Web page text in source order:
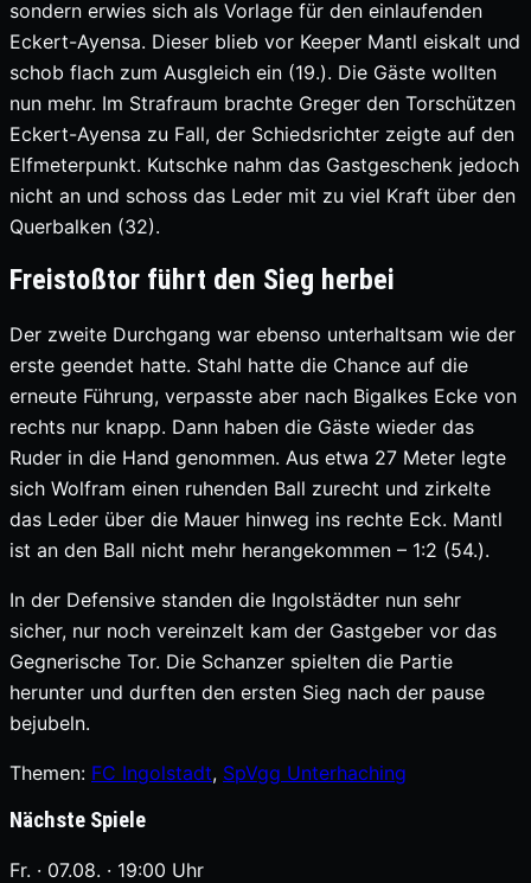
sondern erwies sich als Vorlage für den einlaufenden
Eckert-Ayensa. Dieser blieb vor Keeper Mantl eiskalt und
schob flach zum Ausgleich ein (19.). Die Gäste wollten
nun mehr. Im Strafraum brachte Greger den Torschützen
Eckert-Ayensa zu Fall, der Schiedsrichter zeigte auf den
Elfmeterpunkt. Kutschke nahm das Gastgeschenk jedoch
nicht an und schoss das Leder mit zu viel Kraft über den
Querbalken (32).
Freistoßtor führt den Sieg herbei
Der zweite Durchgang war ebenso unterhaltsam wie der
erste geendet hatte. Stahl hatte die Chance auf die
erneute Führung, verpasste aber nach Bigalkes Ecke von
rechts nur knapp. Dann haben die Gäste wieder das
Ruder in die Hand genommen. Aus etwa 27 Meter legte
sich Wolfram einen ruhenden Ball zurecht und zirkelte
das Leder über die Mauer hinweg ins rechte Eck. Mantl
ist an den Ball nicht mehr herangekommen – 1:2 (54.).
In der Defensive standen die Ingolstädter nun sehr
sicher, nur noch vereinzelt kam der Gastgeber vor das
Gegnerische Tor. Die Schanzer spielten die Partie
herunter und durften den ersten Sieg nach der pause
bejubeln.
Themen: FC Ingolstadt, SpVgg Unterhaching
Nächste Spiele
Fr. · 07.08. · 19:00 Uhr